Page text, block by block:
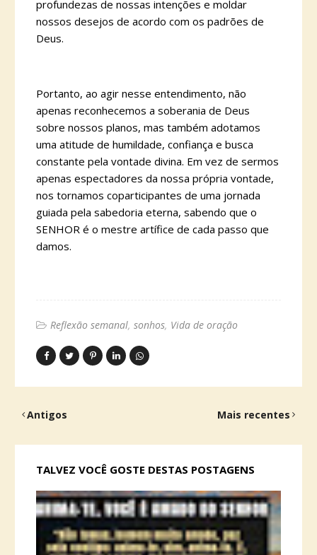
profundezas de nossas intenções e moldar
nossos desejos de acordo com os padrões de
Deus.
Portanto, ao agir nesse entendimento, não
apenas reconhecemos a soberania de Deus
sobre nossos planos, mas também adotamos
uma atitude de humildade, confiança e busca
constante pela vontade divina. Em vez de sermos
apenas espectadores da nossa própria vontade,
nos tornamos coparticipantes de uma jornada
guiada pela sabedoria eterna, sabendo que o
SENHOR é o mestre artífice de cada passo que
damos.
Reflexão semanal sonhos Vida de oração
Mais recentes
Antigos
TALVEZ VOCÊ GOSTE DESTAS POSTAGENS